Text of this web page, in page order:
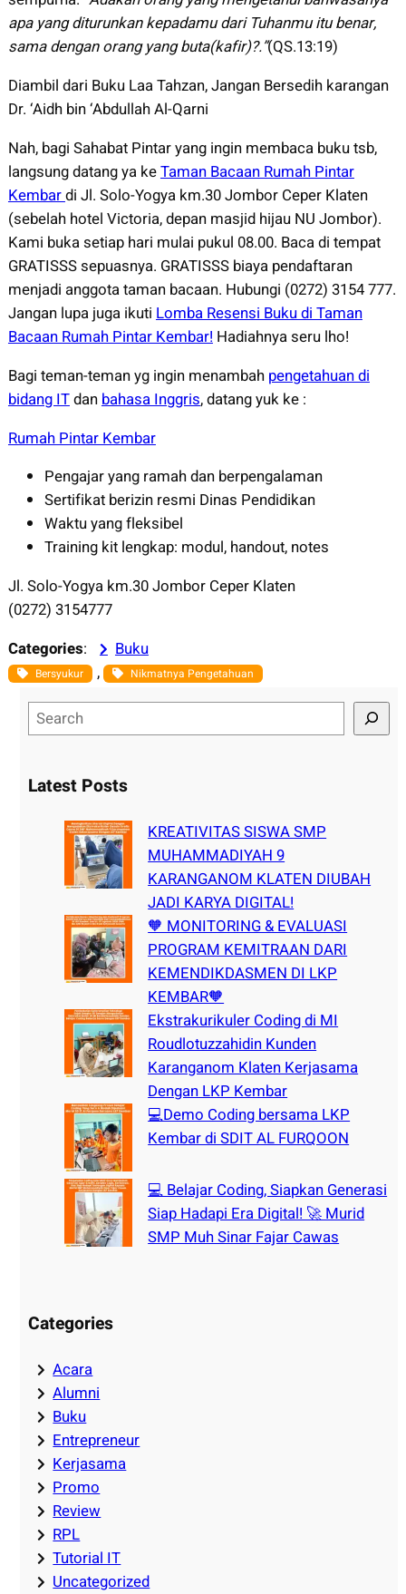
apa yang diturunkan kepadamu dari Tuhanmu itu benar,
sama dengan orang yang buta(kafir)?.”(QS.13:19)
Diambil dari Buku Laa Tahzan, Jangan Bersedih karangan
Dr. ‘Aidh bin ‘Abdullah Al-Qarni
Nah, bagi Sahabat Pintar yang ingin membaca buku tsb,
langsung datang ya keTaman Bacaan Rumah Pintar
Kembardi Jl. Solo-Yogya km.30 Jombor Ceper Klaten
(sebelah hotel Victoria, depan masjid hijau NU Jombor).
Kami buka setiap hari mulai pukul 08.00. Baca di tempat
GRATISSS sepuasnya. GRATISSS biaya pendaftaran
menjadi anggota taman bacaan. Hubungi (0272) 3154 777.
Jangan lupa juga ikuti Lomba Resensi Buku di Taman
Bacaan Rumah Pintar Kembar! Hadiahnya seru lho!
Bagi teman-teman yg ingin menambah pengetahuan di
bidang ITdan bahasa Inggris, datang yuk ke :
Rumah Pintar Kembar
Pengajar yang ramah dan berpengalaman
Sertifikat berizin resmi Dinas Pendidikan
Waktu yang fleksibel
Training kit lengkap: modul, handout, notes
Jl. Solo-Yogya km.30 Jombor Ceper Klaten
(0272) 3154777
Categories: Buku
Bersyukur , Nikmatnya Pengetahuan
e
rLatest Posts
KREATIVITAS SISWA SMP
MUHAMMADIYAH 9
KARANGANOM KLATEN DIUBAH
JADI KARYA DIGITAL!
🧡 MONITORING & EVALUASI
PROGRAM KEMITRAAN DARI
KEMENDIKDASMEN DI LKP
KEMBAR🧡
Ekstrakurikuler Coding di MI
Roudlotuzzahidin Kunden
Karanganom Klaten Kerjasama
Dengan LKP Kembar
💻Demo Coding bersama LKP
Kembar di SDIT AL FURQOON
💻 Belajar Coding, Siapkan Generasi
Siap Hadapi Era Digital! 🚀 Murid
SMP Muh Sinar Fajar Cawas
Categories
Acara
Alumni
Buku
Entrepreneur
Kerjasama
Promo
Review
RPL
Tutorial IT
Uncategorized